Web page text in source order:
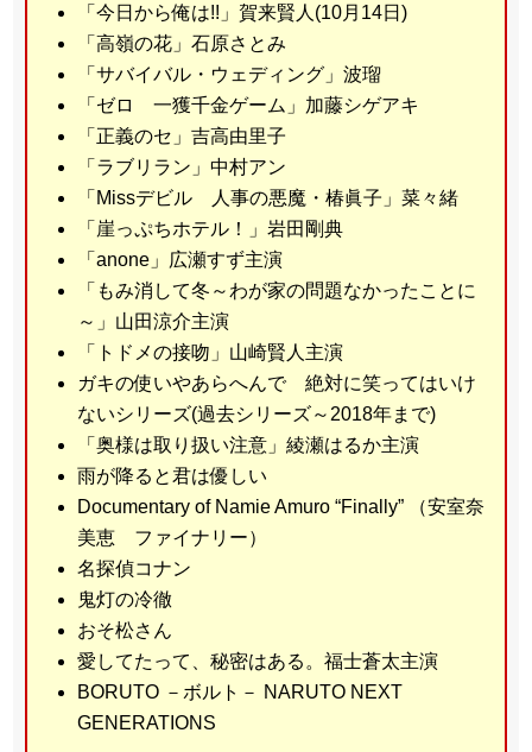
「今日から俺は!!」賀来賢人(10月14日)
「高嶺の花」石原さとみ
「サバイバル・ウェディング」波瑠
「ゼロ 一獲千金ゲーム」加藤シゲアキ
「正義のセ」吉高由里子
「ラブリラン」中村アン
「Missデビル 人事の悪魔・椿眞子」菜々緒
「崖っぷちホテル！」岩田剛典
「anone」広瀬すず主演
「もみ消して冬～わが家の問題なかったことに
～」山田涼介主演
「トドメの接吻」山崎賢人主演
ガキの使いやあらへんで 絶対に笑ってはいけ
ないシリーズ(過去シリーズ～2018年まで)
「奥様は取り扱い注意」綾瀬はるか主演
雨が降ると君は優しい
Documentary of Namie Amuro “Finally” （安室奈
美恵 ファイナリー）
名探偵コナン
鬼灯の冷徹
おそ松さん
愛してたって、秘密はある。福士蒼太主演
BORUTO －ボルト－ NARUTO NEXT
GENERATIONS